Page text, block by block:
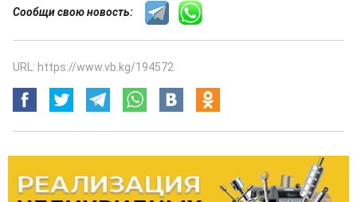
Сообщи свою новость:
URL: https://www.vb.kg/194572